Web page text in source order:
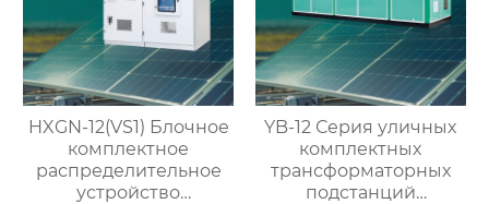
HXGN-12(VS1) Блочное
комплектное
распределительное
устройство
YB-12 Серия уличных
комплектных
трансформаторных
подстанций